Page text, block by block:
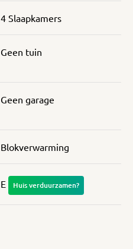
4 Slaapkamers
Geen tuin
Geen garage
Blokverwarming
E Huis verduurzamen?